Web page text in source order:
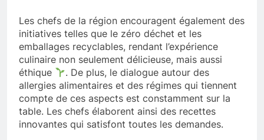
Les chefs de la région encouragent également des
initiatives telles que le zéro déchet et les
emballages recyclables, rendant l’expérience
culinaire non seulement délicieuse, mais aussi
éthique
. De plus, le dialogue autour des
allergies alimentaires et des régimes qui tiennent
compte de ces aspects est constamment sur la
table. Les chefs élaborent ainsi des recettes
innovantes qui satisfont toutes les demandes.